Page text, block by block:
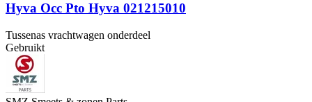
Hyva Occ Pto Hyva 021215010
Tussenas vrachtwagen onderdeel
Gebruikt